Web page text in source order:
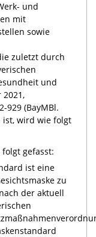
und
mit
sowie
zuletzt durch
und
2021,
929 (BayMBl.
ist, wird wie folgt
gefasst:
ist eine
zu
der aktuell